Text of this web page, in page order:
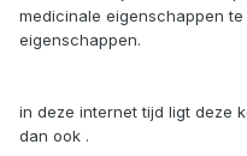
medicinale eigenschappen
eigenschappen.
in deze internet tijd ligt deze
dan ook .